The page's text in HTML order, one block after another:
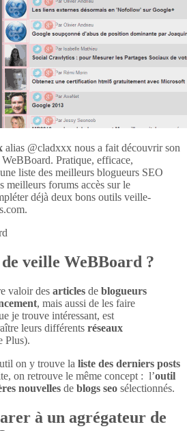
alias @cladxxx nous a fait découvrir son
Pratique, efficace,
liste des meilleurs blogueurs SEO
meilleurs forums accès sur le
déjà deux bons outils veille-
veille WeBBoard ?
valoir des articles de blogueurs
, mais aussi de les faire
je trouve intéressant, est
leurs différents réseaux
Plus).
on y trouve la liste des derniers posts
on retrouve le même concept : l’outil
nouvelles de blogs seo sélectionnés.
à un agrégateur de